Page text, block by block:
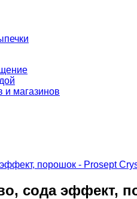
и магазинов
сода эффект,